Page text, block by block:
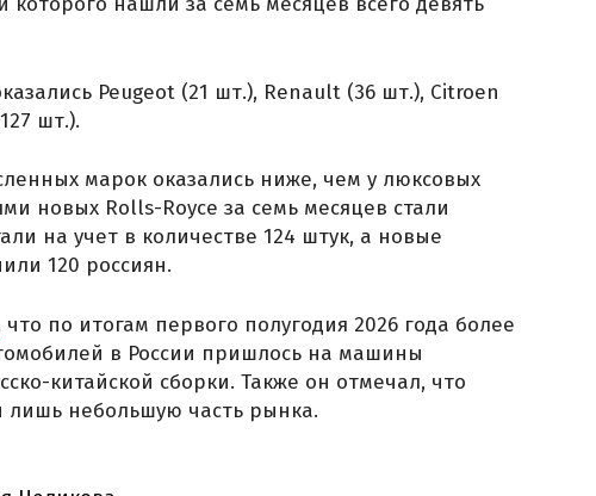
Peugeot (21 шт.), Renault (36 шт.), Citroen
шт.).
марок оказались ниже, чем у люксовых
новых Rolls-Royce за семь месяцев стали
на учет в количестве 124 штук, а новые
120 россиян.
что по итогам первого полугодия 2026 года более
в России пришлось на машины
китайской сборки. Также он отмечал, что
лишь небольшую часть рынка.